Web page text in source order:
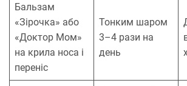
Бальзам
«Зірочка» або
«Доктор Мом»
на крила носа і
переніс
Тонким шаром
3–4 рази на
день